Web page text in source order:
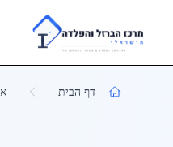
Skip to main content
דף הבית